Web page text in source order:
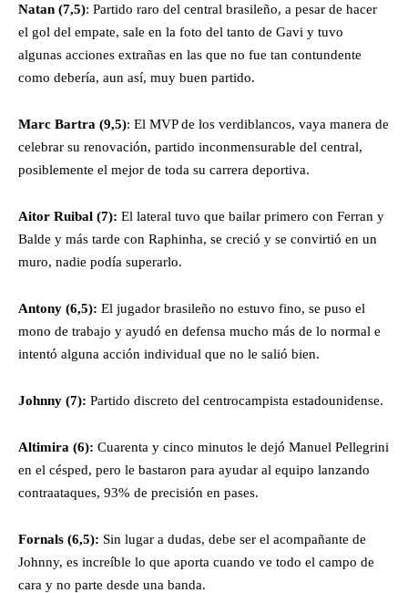
Natan (7,5): Partido raro del central brasileño, a pesar de hacer
el gol del empate, sale en la foto del tanto de Gavi y tuvo
algunas acciones extrañas en las que no fue tan contundente
como debería, aun así, muy buen partido.
Marc Bartra (9,5): El MVP de los verdiblancos, vaya manera de
celebrar su renovación, partido inconmensurable del central,
posiblemente el mejor de toda su carrera deportiva.
Aitor Ruibal (7): El lateral tuvo que bailar primero con Ferran y
Balde y más tarde con Raphinha, se creció y se convirtió en un
muro, nadie podía superarlo.
Antony (6,5): El jugador brasileño no estuvo fino, se puso el
mono de trabajo y ayudó en defensa mucho más de lo normal e
intentó alguna acción individual que no le salió bien.
Johnny (7): Partido discreto del centrocampista estadounidense.
Altimira (6): Cuarenta y cinco minutos le dejó Manuel Pellegrini
en el césped, pero le bastaron para ayudar al equipo lanzando
contraataques, 93% de precisión en pases.
Fornals (6,5): Sin lugar a dudas, debe ser el acompañante de
Johnny, es increíble lo que aporta cuando ve todo el campo de
cara y no parte desde una banda.